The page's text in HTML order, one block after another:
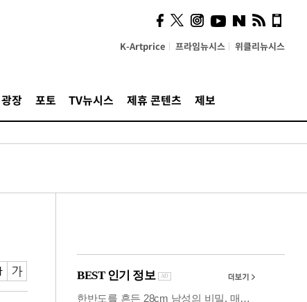
K-Artprice 프라임뉴시스 위클리뉴시스
광장 포토 TV뉴시스 제휴 콘텐츠 제보
시, 스마트폰 액세서리에
NFC 더했다